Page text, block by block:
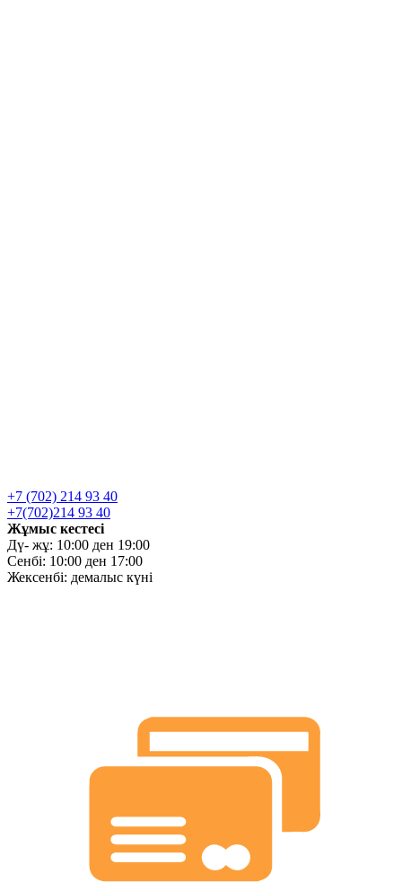
+7 (702) 214 93 40
+7(702)214 93 40
Жұмыс кестесі
Дү- жұ: 10:00 ден 19:00
Сенбі: 10:00 ден 17:00
Жексенбі: демалыс күні